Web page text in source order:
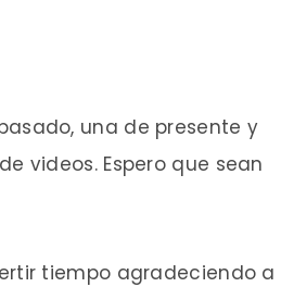
una de presente y
videos. Espero que sean
tiempo agradeciendo a